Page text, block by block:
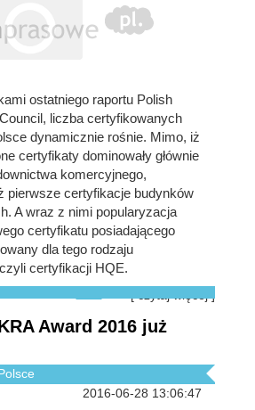
ostatniego raportu Polish
liczba certyfikowanych
dynamicznie rośnie. Mimo, iż
certyfikaty dominowały głównie
komercyjnego,
pierwsze certyfikacje budynków
A wraz z nimi popularyzacja
certyfikatu posiadającego
dla tego rodzaju
certyfikacji HQE.
Award 2016 już
2016-06-28 13:06:47